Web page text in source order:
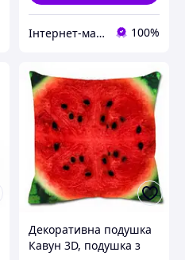
Інтернет-магазин «Івушка» Текстильні вироби для домашнього затишку 100%
Декоративна подушка
Кавун 3D, подушка з